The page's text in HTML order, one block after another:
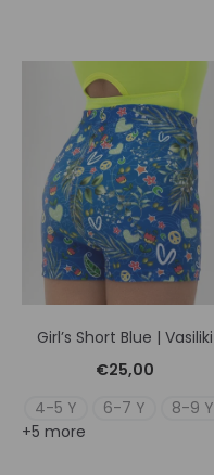
Girl’s Short Blue | Vasiliki
€25,00
4-5 Y
6-7 Y
8-9 Y
+5 more